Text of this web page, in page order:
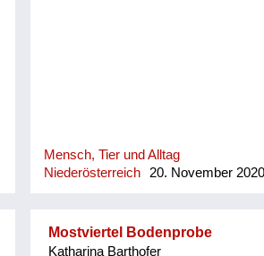
Mensch, Tier und Alltag
Niederösterreich
20. November
Mostviertel Bodenprobe
Katharina Barthofer